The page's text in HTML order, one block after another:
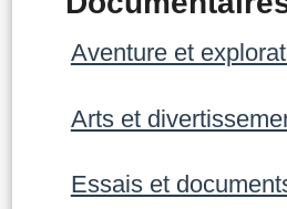
Aventure et
Arts et
Essais et